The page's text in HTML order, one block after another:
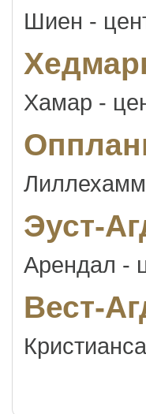
Шиен -
Хамар -
Эуст-
Арендал -
Вест-